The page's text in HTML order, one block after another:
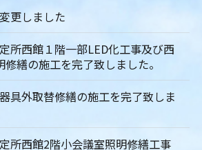
更しました
所西館１階一部LED化工事及び西
繕の施工を完了致しました。
具外取替修繕の施工を完了致しま
所西館2階小会議室照明修繕工事